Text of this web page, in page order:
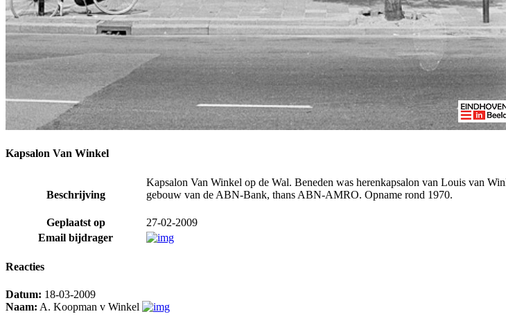
Kapsalon Van Winkel
Beschrijving
Kapsalon Van Winkel op de Wal. Beneden was herenkapsalon van Louis van
gebouw van de ABN-Bank, thans ABN-AMRO. Opname rond 1970.
Geplaatst op
27-02-2009
Email bijdrager
Reacties
Datum: 18-03-2009
Naam: A. Koopman v Winkel